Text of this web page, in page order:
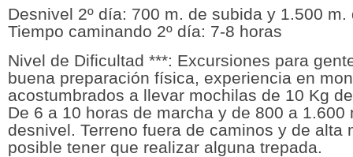
Desnivel 2º día: 700 m. de subida y 1.500 m.
Tiempo caminando 2º día: 7-8 horas
Nivel de Dificultad ***: Excursiones para
buena preparación física, experiencia en
acostumbrados a llevar mochilas de 10 Kg
De 6 a 10 horas de marcha y de 800 a 1.600
desnivel. Terreno fuera de caminos y de alta
posible tener que realizar alguna trepada.